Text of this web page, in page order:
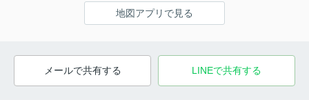
地図アプリで見る
メールで共有する LINEで共有する